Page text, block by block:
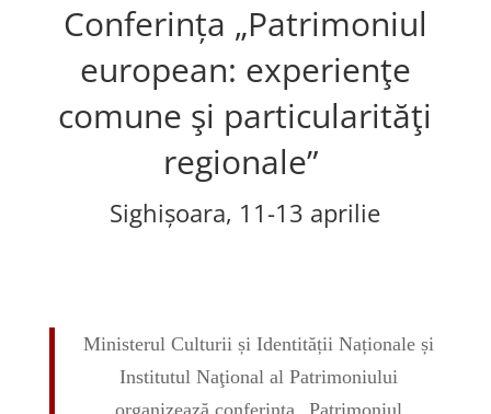
Conferința „Patrimoniul
european: experienţe
comune şi particularităţi
regionale”
Sighișoara, 11-13 aprilie
Ministerul Culturii și Identității Naționale și
Institutul Naţional al Patrimoniului